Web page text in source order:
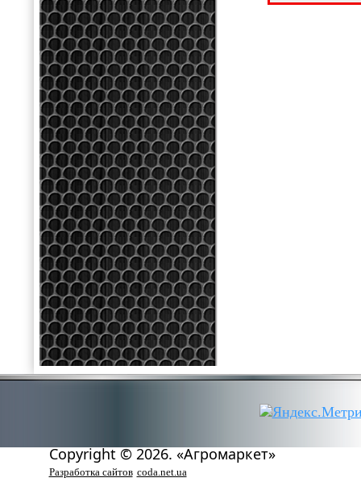
Copyright © 2026. «Агромаркет»
Разработка сайтов coda.net.ua